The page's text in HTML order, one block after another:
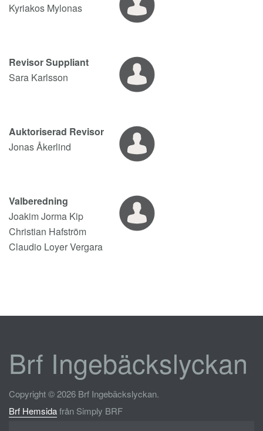
Kyriakos Mylonas
Revisor Suppliant
Sara Karlsson
Auktoriserad Revisor
Jonas Åkerlind
Valberedning
JoakimJorma Kip
Christian Hafström
Claudio Loyer Vergara
Brf Ingebäckslyckan
Copyright © 2026 Brf Ingebäckslyckan.
Brf Hemsidafrån Simply BRF